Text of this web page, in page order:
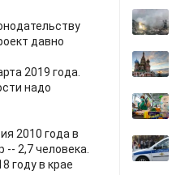
давно
2019 года.
надо
2010 года в
2,7 человека.
году в крае